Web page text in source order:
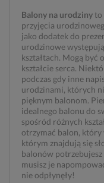
Balony na urodzinyto
przyjęcia
jako dodatek do
urodzinowe
kształtach. Mogą być
kształcie serca.
podczas gdy inne
urodzinami, których
pięknym balonom.
idealnego balonu do
spośród różnych
otrzymać balon, który
którym znajdują się
balonów
musisz je
nie odpłynęły!